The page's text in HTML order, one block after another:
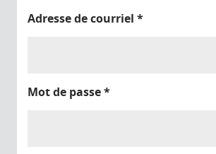
Adresse de courriel *
Mot de passe*